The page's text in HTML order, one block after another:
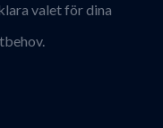
valet för dina